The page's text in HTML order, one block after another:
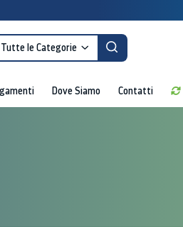
Tutte le Categorie
Dove Siamo Contatti